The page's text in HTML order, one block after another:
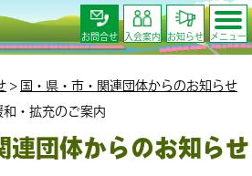
お問合せ 入会案内 お知らせ メニュー
> 国・県・市・関連団体からのお知らせ
・拡充のご案内
連団体からのお知らせ